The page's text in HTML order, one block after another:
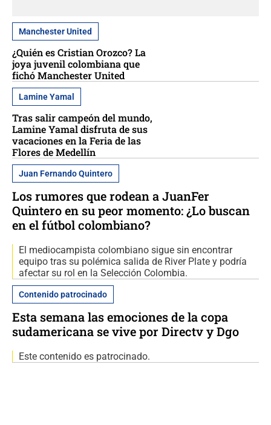
Manchester United
¿Quién es Cristian Orozco? La
joya juvenil colombiana que
fichó Manchester United
Lamine Yamal
Tras salir campeón del mundo,
Lamine Yamal disfruta de sus
vacaciones en la Feria de las
Flores de Medellín
Juan Fernando Quintero
Los rumores que rodean a JuanFer
Quintero en su peor momento: ¿Lo buscan
en el fútbol colombiano?
El mediocampista colombiano sigue sin encontrar
equipo tras su polémica salida de River Plate y podría
afectar su rol en la Selección Colombia.
Contenido patrocinado
Esta semana las emociones de la copa
sudamericana se vive por Directv y Dgo
Este contenido es patrocinado.